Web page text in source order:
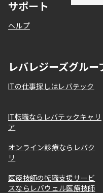
サポート
ヘルプ
レバレジーズグル
ITの仕事探しはレバテック
IT転職ならレバテックキャリ
ア
オンライン診療ならレバク
リ
医療技師の転職支援サービ
スならレバウェル医療技師